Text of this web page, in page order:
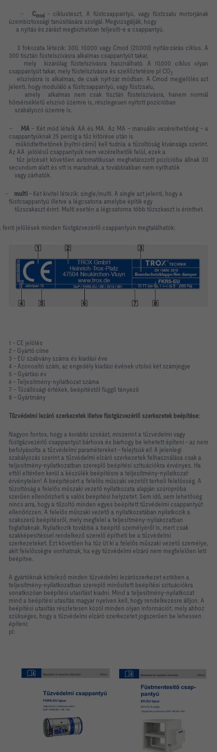
Cmod
- ciklusteszt, A füstcsappantyú, vagy füstzsalu motorjának
üzembiztossági tanúsítására szolgál. Megvizsgálják, hogy
a nyitás és zárást megbízhatóan teljesíti-e a csappantyú.
3 fokozata létezik: 300, 10.000 vagy Cmod (20.000) nyitás-zárás ciklus. A
300 tisztán füstelszívásra alkalmas csappantyút takar,
mely kizárólag füstelszívásra használható. A 10.000 ciklus olyan
csappantyút takar, mely füstelszívásra és szellőztetésre pl CO2
elszívásra is alkalmas, de csak nyit-zár módban. A Cmod megjelölés azt
jelenti, hogy moduláló a füstcsappantyú, vagy füstzsalu,
amely alkalmas nem csak tisztán füstelszívásra, hanem normál
hőmérsékletű elszívó üzemre is, részlegesen nyitott pozícióban
szabályozó üzemre is.
MA– Két mód léteik AA és MA. Az MA - manuális vezérelhetőség – a
csappantyúknak 25 percig a tűz kitörése után is
működtethetőnek (nyitni-zárni) kell tudnia a tűzoltóság kívánsága szerint.
Az AA jelölésű csappantyúk nem vezérelhetők felül, ezek a
tűz jelzését követően automatikusan meghatározott pozícióba állnak 30
secundum alatt és ott is maradnak, a továbbiakban nem nyithatók
vagy zárhatók.
multi– Két kivitel létezik: single/multi. A single azt jelenti, hogy a
füstcsappantyú illetve a légcsatona amelybe építik egy
tűzszakaszt érint. Multi esetén a légcsatorna több tűzszkaszt is érinthet.
fenti jelölések minden füstgázvezérlő csappantyún megtalálhatók:
1 - CE jelölés
2 – Gyártó címe
3 – EU szabvány száma és kiadási éve
4 – Azonosító szám, az engedély kiadási évének utolsó két számjegye
5 – Gyártási év
6 – Teljesítmény-nyilatkozat száma
7 – Tűzállósági értékek, beépítéstől függő tényező
8 – Gyártmány
Tűzvédelmi lezáró szerkezetek illetve füstgázvezérlő szerkezetek beépítése:
Nagyon fontos, hogy a korábbi szokást, miszerint a tűzvédelmi vagy
füstgázvezérlő csappantyút bárhova és bárhogy be lehetett építeni - az nem
befolyásolta a tűzvédelmi paramétereket - felejtsük el! A jelenlegi
szabályozás szerint a tűzvédelmi elzáró szerkezetek felhasználása csak a
teljesítmény-nyilatkozatban szereplő beépítési szituációkra érvényes. Ha
ettől eltérően kerül a készülék beépítésre a teljesítmény-nyilatkozat
érvénytelen! A beépítésért a felelős műszaki vezetőt terheli felelősség. A
tűzoltóság a felelős műszaki vezető nyilatkozata alapján szúrópróba
szerűen ellenőrizheti a valós beépítési helyzetet. Sem idő, sem lehetőség
nincs arra, hogy a tűzoltó minden egyes beépített tűzvédelmi csappantyút
ellenőrizzen. A felelős műszaki vezető a nyilatkozatában nyilatkozik a
szakszerű beépítésről, mely megfelel a teljesítmény-nyilakozatban
foglaltaknak. Nyilatkozik továbbá a beépítő személyéről is, mert csak
szakképesítéssel rendelkező szerelő építheti be a tűzvédelmi
szerkezeteket. Ezt követően ha tűz üt ki a felelős műszaki vezető személye,
akit felelősségre vonhatnak, ha egy tűzvédelmi elzáró nem megfelelően lett
beépítve.
A gyártóknak kötelező minden tűzvédelmi lezárószerkezet estében a
teljesítmény-nyilatkozatban szereplő minősített beépítési szituációkra
vonatkozóan beépítési utasítást kiadni. Mind a teljesítmény-nyilatkozat
mind a beépítési utasítás magyar nyelven kell, hogy rendelkezésre álljon. A
beépítési utasítás részletesen közöl minden olyan információt, mely ahhoz
szükséges, hogy a tűzvédelmi elzáró szerkezetet jogszerűen be lehessen
építeni:
pl: